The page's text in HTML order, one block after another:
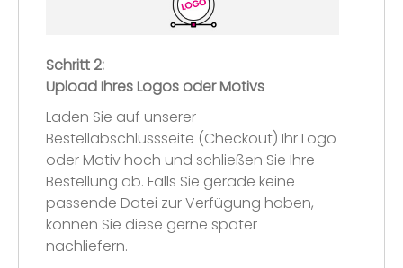
Schritt 2:
Upload Ihres Logos oder Motivs
Laden Sie auf unserer
Bestellabschlussseite (Checkout) Ihr Logo
oder Motiv hoch und schließen Sie Ihre
Bestellung ab. Falls Sie gerade keine
passende Datei zur Verfügung haben,
können Sie diese gerne später
nachliefern.